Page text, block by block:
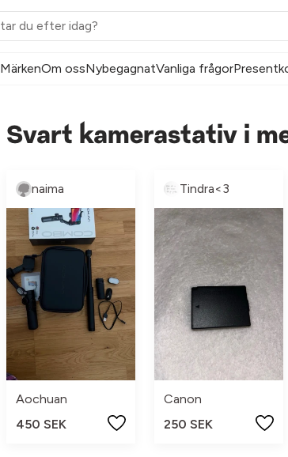
MärkenOm ossNybegagnatVanliga frågor
Svart kamerastativ i
naima
Aochuan
450 SEK
Tindra<3
Canon
250 SEK